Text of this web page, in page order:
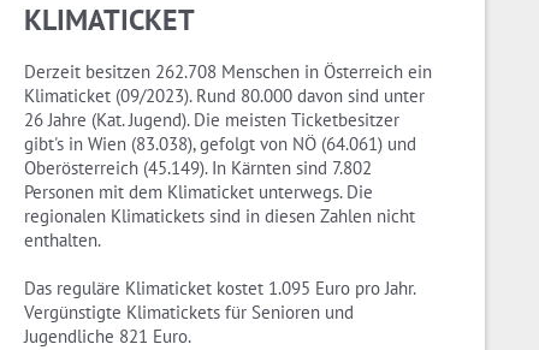
KLIMATICKET
Derzeit besitzen 262.708 Men­schen in Ös­ter­reich ein
Kli­ma­ti­cket (09/2023). Rund 80.000 davon sind unter
26 Jahre (Kat. Jugend). Die meisten Ticketbesitzer
gibt's in Wien (83.038), gefolgt von NÖ (64.061) und
Oberösterreich (45.149). In Kärnten sind 7.802
Personen mit dem Klimaticket unterwegs. Die
regionalen Klimatickets sind in diesen Zahlen nicht
enthalten.
Das reguläre Klimaticket kostet 1.095 Euro pro Jahr.
Vergünstigte Klimatickets für Senioren und
Jugendliche 821 Euro.